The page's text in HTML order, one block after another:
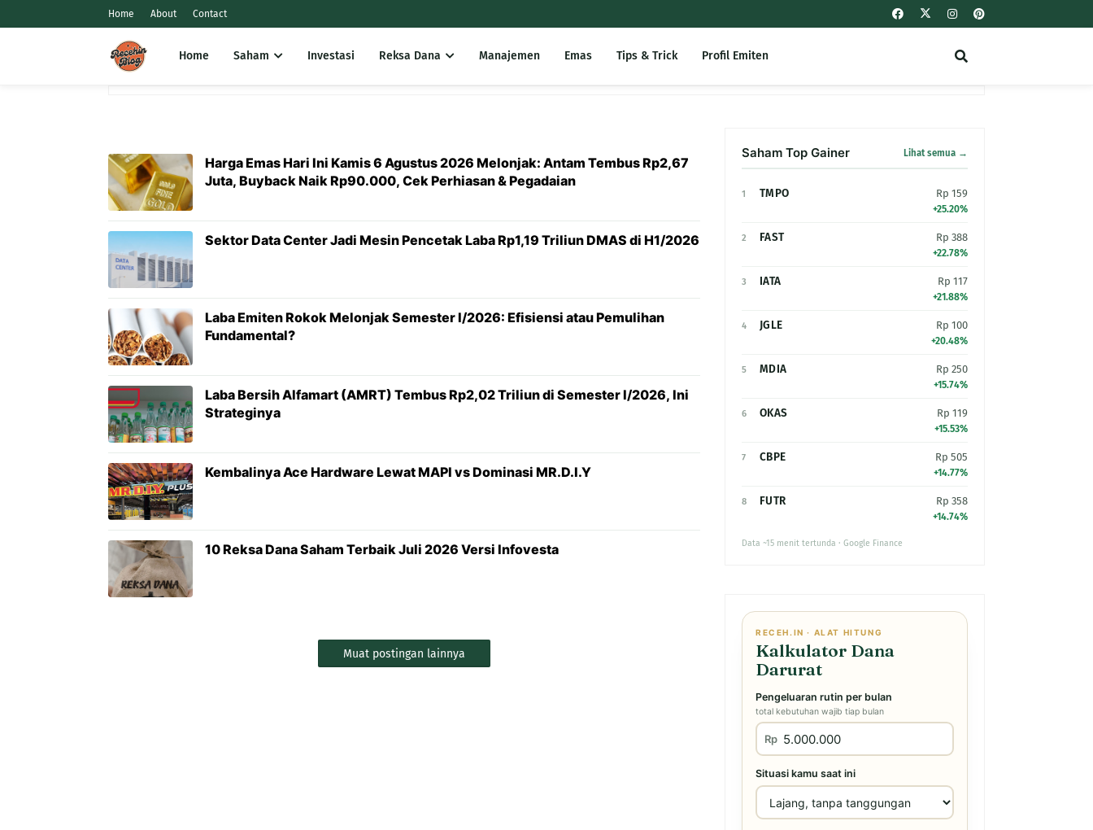
Home About Contact
Home Saham Investasi Reksa Dana Manajemen Emas Tips & Trick Profil Emiten
Harga Emas Hari Ini Kamis 6 Agustus 2026 Melonjak: Antam Tembus Rp2,67
Juta, Buyback Naik Rp90.000, Cek Perhiasan & Pegadaian
Sektor Data Center Jadi Mesin Pencetak Laba Rp1,19 Triliun DMAS di H1/2026
Laba Emiten Rokok Melonjak Semester I/2026: Efisiensi atau Pemulihan
Fundamental?
Laba Bersih Alfamart (AMRT) Tembus Rp2,02 Triliun di Semester I/2026, Ini
Strateginya
Kembalinya Ace Hardware Lewat MAPI vs Dominasi MR.D.I.Y
10 Reksa Dana Saham Terbaik Juli 2026 Versi Infovesta
Muat postingan lainnya
Saham Top Gainer Lihat semua →
1 TMPO Rp 159
+25.20%
2 FAST Rp 388
+22.78%
3 IATA Rp 117
+21.88%
4 JGLE Rp 100
+20.48%
5 MDIA Rp 250
+15.74%
6 OKAS Rp 119
+15.53%
7 CBPE Rp 505
+14.77%
8 FUTR Rp 358
+14.74%
Data ~15 menit tertunda · Google Finance
RECEH.IN · ALAT HITUNG
Kalkulator Dana
Darurat
Pengeluaran rutin per bulan
total kebutuhan wajib tiap bulan
Rp
Situasi kamu saat ini